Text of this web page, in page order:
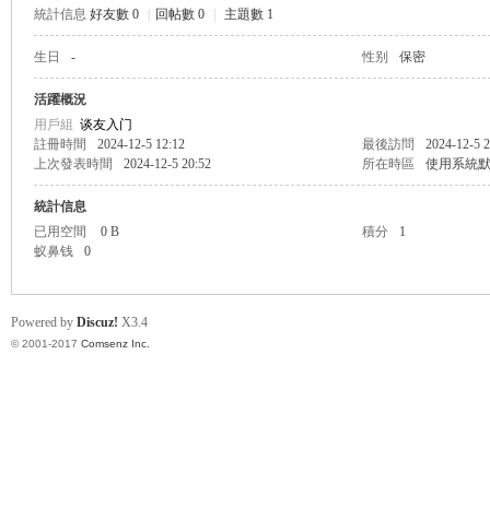
統計信息 好友數 0 回帖數 0 主題數 1
生日 - 性别 保密
活躍概況
用戶組 谈友入门
註冊時間
2024-12-5 12:12 最後訪問
2024-12-5
上次發表時間
2024-12-5 20:52 所在時區 使用系統
統計信息
已用空間
0 B 積分
1
蚁鼻钱
0
Powered by Discuz! X3.4
© 2001-2017 Comsenz Inc.